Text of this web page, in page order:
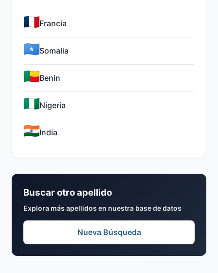
Francia
Somalia
Benin
Nigeria
India
Buscar otro apellido
Explora más apellidos en nuestra base de datos
Nueva Búsqueda